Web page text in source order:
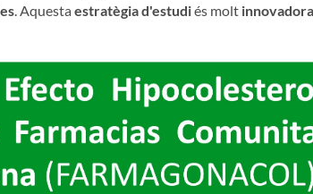
. Aquesta estratègia d'estudiés molt innovadora